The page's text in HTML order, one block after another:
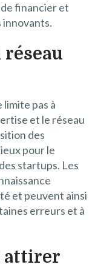
financier et
limite pas à
et le réseau
des
pour le
startups. Les
et peuvent ainsi
erreurs et à
attirer